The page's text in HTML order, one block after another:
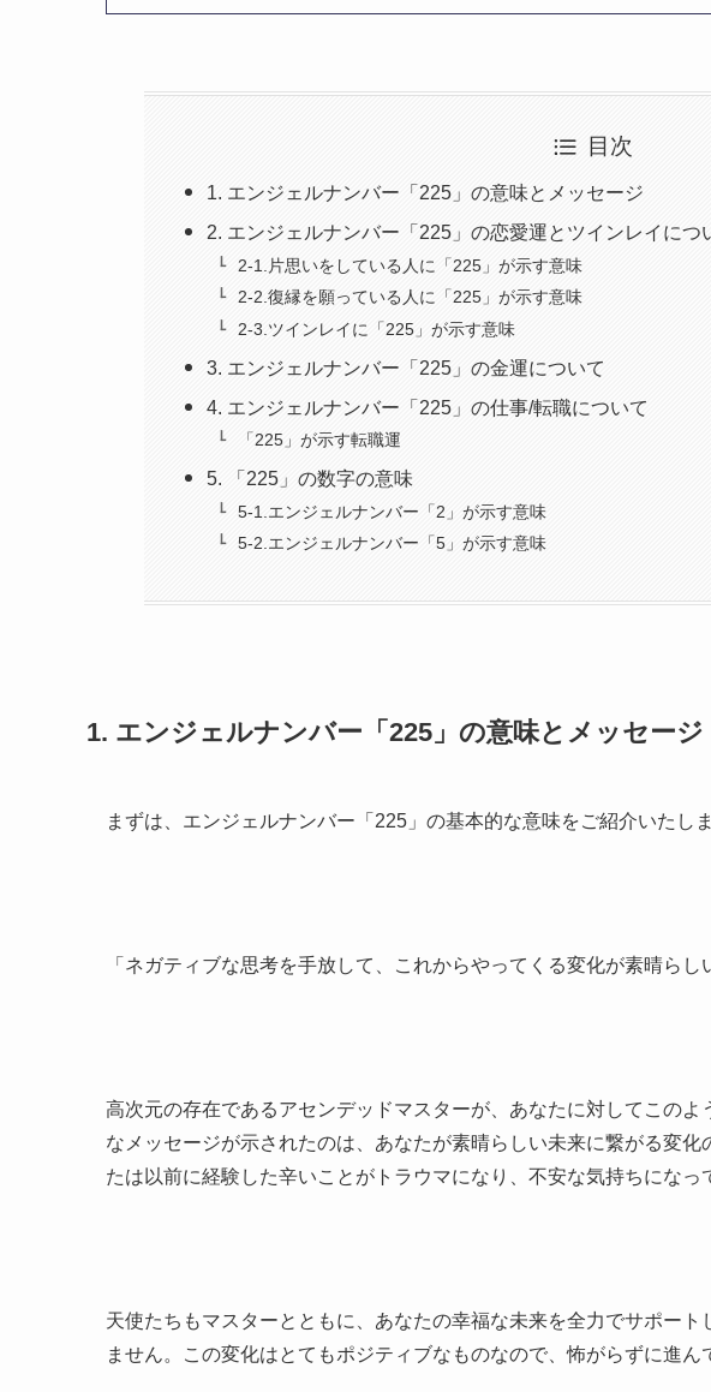
目次
1. エンジェルナンバー「225」の意味とメッセージ
2. エンジェルナンバー「225」の恋愛運とツインレイにつ
2-1.片思いをしている人に「225」が示す意味
2-2.復縁を願っている人に「225」が示す意味
2-3.ツインレイに「225」が示す意味
3. エンジェルナンバー「225」の金運について
4. エンジェルナンバー「225」の仕事/転職について
「225」が示す転職運
5. 「225」の数字の意味
5-1.エンジェルナンバー「2」が示す意味
5-2.エンジェルナンバー「5」が示す意味
1. エンジェルナンバー「225」の意味とメッセージ
まずは、エンジェルナンバー「225」の基本的な意味をご紹介いたしま
「ネガティブな思考を手放して、これからやってくる変化が素晴らし
高次元の存在であるアセンデッドマスターが、あなたに対してこのよ
なメッセージが示されたのは、あなたが素晴らしい未来に繋がる変
たは以前に経験した辛いことがトラウマになり、不安な気持ちになっ
天使たちもマスターとともに、あなたの幸福な未来を全力でサポート
ません。この変化はとてもポジティブなものなので、怖がらずに進ん